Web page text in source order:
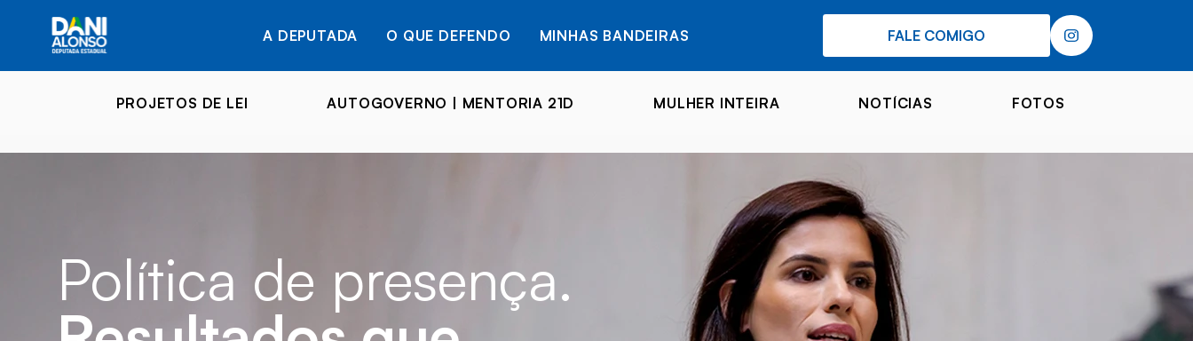
A DEPUTADA O QUE DEFENDO MINHAS BANDEIRAS FALE COMIGO
PROJETOS DE LEI AUTOGOVERNO | MENTORIA 21D MULHER INTEIRA NOTÍCIAS FOTOS
Política de presença.